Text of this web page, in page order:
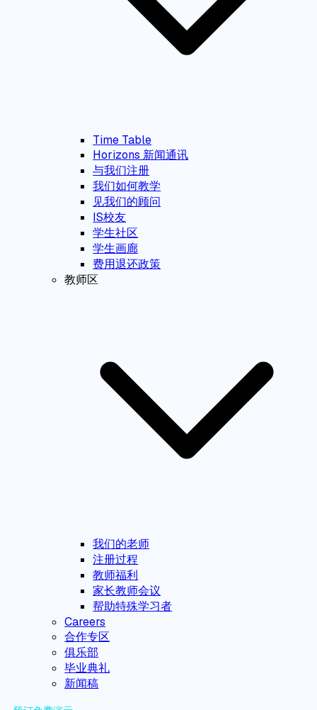
Time Table
Horizons 新闻通讯
与我们注册
我们如何教学
见我们的顾问
IS校友
学生社区
学生画廊
费用退还政策
教师区
我们的老师
注册过程
教师福利
家长教师会议
帮助特殊学习者
Careers
合作专区
俱乐部
毕业典礼
新闻稿